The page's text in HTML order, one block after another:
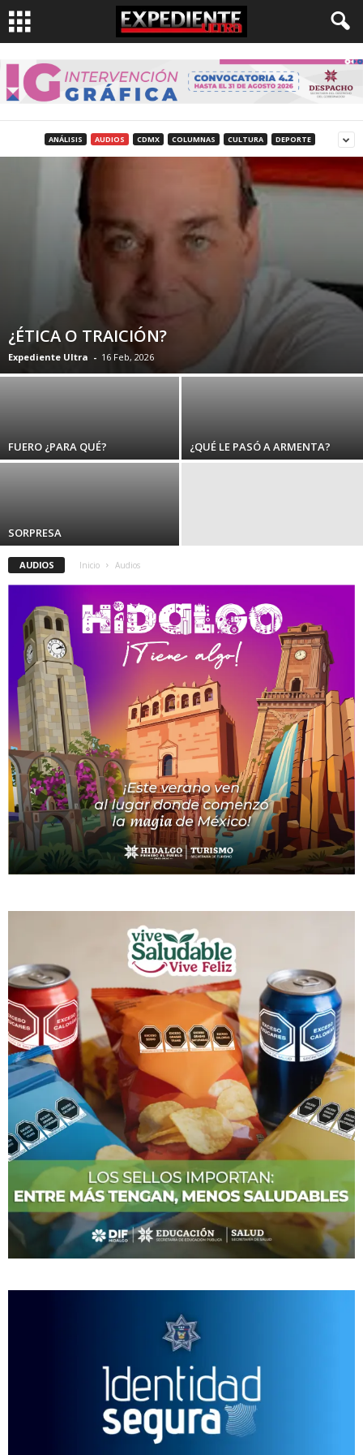
ANÁLISIS AUDIOS CDMX COLUMNAS CULTURA DEPORTE
¿ÉTICA O TRAICIÓN?
Expediente Ultra - 16 Feb, 2026
FUERO ¿PARA QUÉ? ¿QUÉ LE PASÓ A ARMENTA?
SORPRESA
AUDIOS Inicio Audios